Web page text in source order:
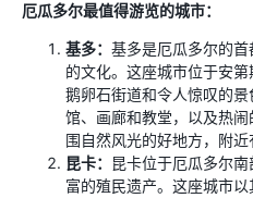
厄瓜多尔最值得游览的城市：
基多： 基多是厄瓜多尔的
的文化。这座城市位于安第
鹅卵石街道和令人惊叹的
馆、画廊和教堂，以及热
围自然风光的好地方，附近
昆卡：
昆卡位于厄瓜多尔
富的殖民遗产。这座城市